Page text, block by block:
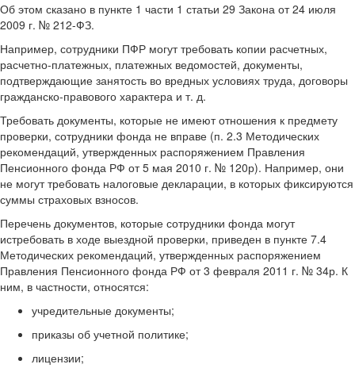
Об этом сказано в пункте 1 части 1 статьи 29 Закона от 24 июля
2009 г. № 212-ФЗ.
Например, сотрудники ПФР могут требовать копии расчетных,
расчетно-платежных, платежных ведомостей, документы,
подтверждающие занятость во вредных условиях труда, договоры
гражданско-правового характера и т. д.
Требовать документы, которые не имеют отношения к предмету
проверки, сотрудники фонда не вправе (п. 2.3 Методических
рекомендаций, утвержденных распоряжением Правления
Пенсионного фонда РФ от 5 мая 2010 г. № 120р). Например, они
не могут требовать налоговые декларации, в которых фиксируются
суммы страховых взносов.
Перечень документов, которые сотрудники фонда могут
истребовать в ходе выездной проверки, приведен в пункте 7.4
Методических рекомендаций, утвержденных распоряжением
Правления Пенсионного фонда РФ от 3 февраля 2011 г. № 34р. К
ним, в частности, относятся:
учредительные документы;
приказы об учетной политике;
лицензии;